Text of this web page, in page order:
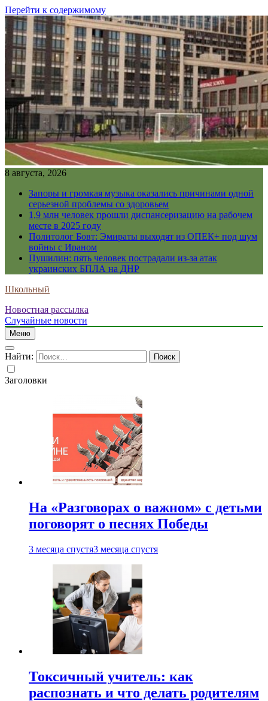
Перейти к содержимому
8 августа, 2026
Запоры и громкая музыка оказались причинами одной
серьезной проблемы со здоровьем
1,9 млн человек прошли диспансеризацию на рабочем
месте в 2025 году
Политолог Бовт: Эмираты выходят из ОПЕК+ под шум
войны с Ираном
Пушилин: пять человек пострадали из-за атак
украинских БПЛА на ДНР
Школьный
Новостная рассылка
Случайные новости
Меню
Найти:
Заголовки
На «Разговорах о важном» с детьми
поговорят о песнях Победы
3 месяца спустя3 месяца спустя
Токсичный учитель: как
распознать и что делать родителям